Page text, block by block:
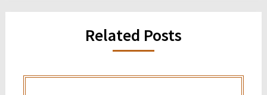
Related Posts